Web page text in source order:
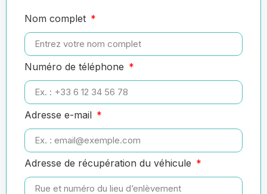
Nom complet
Numéro de téléphone
Adresse e-mail
Adresse de récupération du véhicule